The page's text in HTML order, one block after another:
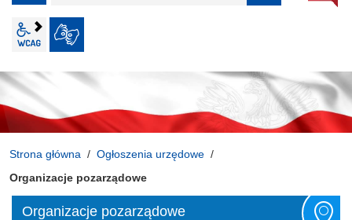
frazę
wcag2.1
Strona główna
Ogłoszenia urzędowe
Organizacje pozarządowe
Organizacje pozarządowe